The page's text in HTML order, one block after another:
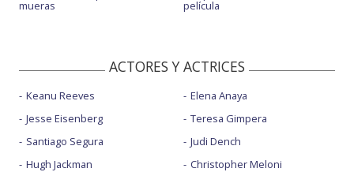
mueras película
ACTORES Y ACTRICES
Keanu Reeves
Jesse Eisenberg
Santiago Segura
Hugh Jackman
Elena Anaya
Teresa Gimpera
Judi Dench
Christopher Meloni